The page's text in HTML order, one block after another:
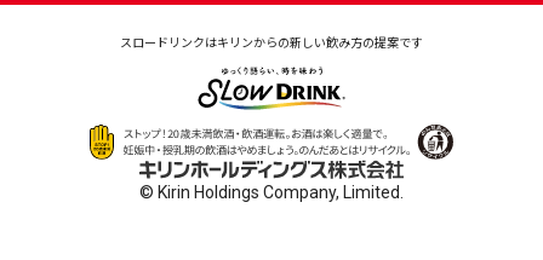
スロードリンクはキリンからの新しい飲み方の提案です
© Kirin Holdings Company, Limited.